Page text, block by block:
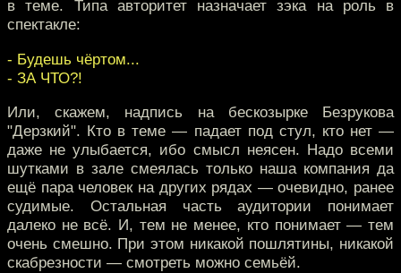
в теме. Типа авторитет назначает зэка на роль в
спектакле:
- Будешь чёртом...
- ЗА ЧТО?!
Или, скажем, надпись на бескозырке Безрукова
"Дерзкий". Кто в теме — падает под стул, кто нет —
даже не улыбается, ибо смысл неясен. Надо всеми
шутками в зале смеялась только наша компания да
ещё пара человек на других рядах — очевидно, ранее
судимые. Остальная часть аудитории понимает
далеко не всё. И, тем не менее, кто понимает — тем
очень смешно. При этом никакой пошлятины, никакой
скабрезности — смотреть можно семьёй.